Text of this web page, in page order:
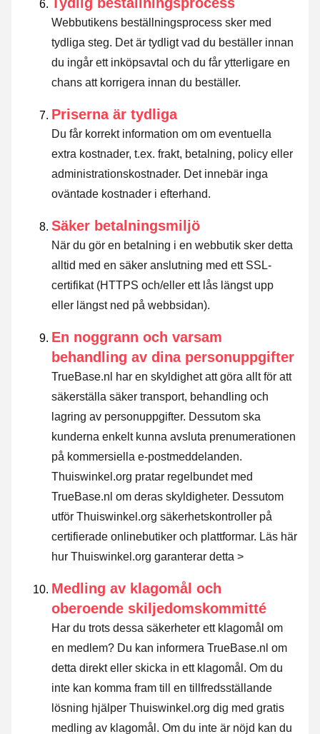
Webbutikens beställningsprocess sker med
tydliga steg. Det är tydligt vad du beställer innan
du ingår ett inköpsavtal och du får ytterligare en
chans att korrigera innan du beställer.
Priserna är tydliga
Du får korrekt information om om eventuella
extra kostnader, t.ex. frakt, betalning, policy eller
administrationskostnader. Det innebär inga
oväntade kostnader i efterhand.
Säker betalningsmiljö
När du gör en betalning i en webbutik sker detta
alltid med en säker anslutning med ett SSL-
certifikat (HTTPS och/eller ett lås längst upp
eller längst ned på webbsidan).
En noggrann och varsam
behandling av dina personuppgifter
TrueBase.nl har en skyldighet att göra allt för att
säkerställa säker transport, behandling och
lagring av personuppgifter. Dessutom ska
kunderna enkelt kunna avsluta prenumerationen
på kommersiella e-postmeddelanden.
Thuiswinkel.org pratar regelbundet med
TrueBase.nl om deras skyldigheter. Dessutom
utför Thuiswinkel.org säkerhetskontroller på
certifierade onlinebutiker och plattformar. Läs här
hur Thuiswinkel.org garanterar detta >
Medling av klagomål och
oberoende skiljedomskommitté
Har du trots dessa säkerheter ett klagomål om
en medlem? Du kan informera TrueBase.nl om
detta direkt eller skicka in ett klagomål . Om du
inte kan komma fram till en tillfredsställande
lösning hjälper Thuiswinkel.org dig med gratis
medling av klagomål. Om du inte är nöjd kan du